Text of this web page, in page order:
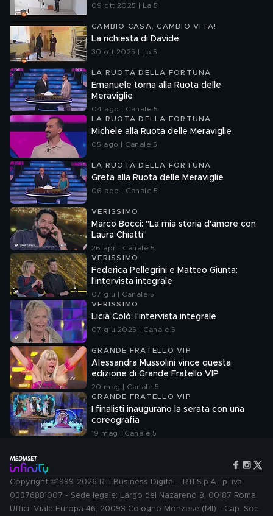
09 ott 2025 | La 5
CAMBIO CASA, CAMBIO VITA!
La richiesta di Davide
30 ott 2025 | La 5
LA RUOTA DELLA FORTUNA
Emanuele torna alla Ruota delle
Meraviglie
04 ago | Canale 5
LA RUOTA DELLA FORTUNA
Michele alla Ruota delle Meraviglie
05 ago | Canale 5
LA RUOTA DELLA FORTUNA
Greta alla Ruota delle Meraviglie
06 ago | Canale 5
VERISSIMO
Marco Bocci: "La mia storia d'amore con
Laura Chiatti"
26 apr | Canale 5
VERISSIMO
Federica Pellegrini e Matteo Giunta:
l'intervista integrale
07 giu | Canale 5
VERISSIMO
Licia Colò: l'intervista integrale
07 giu 2025 | Canale 5
GRANDE FRATELLO VIP
Alessandra Mussolini vince questa
edizione di Grande Fratello VIP
20 mag | Canale 5
GRANDE FRATELLO VIP
I finalisti inaugurano la serata con una
coreografia
19 mag | Canale 5
Copyright ©1999-2026 RTI Business Digital - RTI S.p.A.: p. iva
03976881007 - Sede legale: Largo del Nazareno 8, 00187 Roma.
Uffici: Viale Europa 46, 20093 Cologno Monzese (MI) - Cap. Soc.